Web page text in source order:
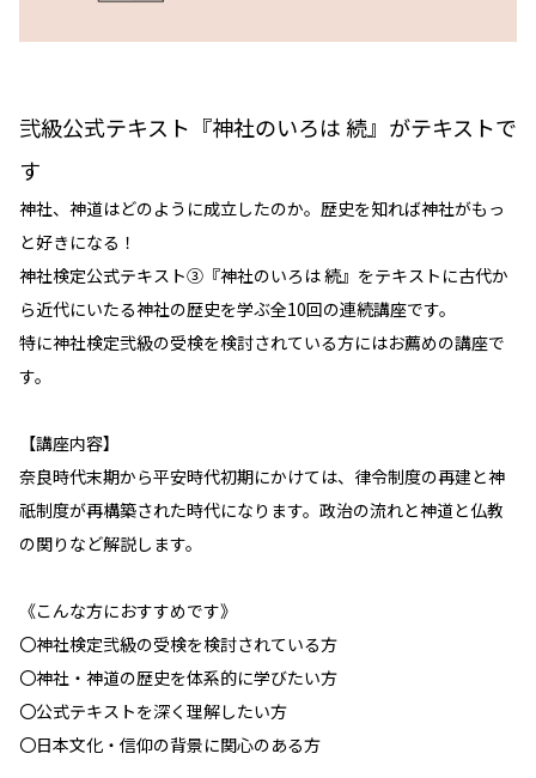
弐級公式テキスト『神社のいろは 続』がテキストで
す
神社、神道はどのように成立したのか。歴史を知れば神社がもっ
と好きになる！
神社検定公式テキスト③『神社のいろは 続』をテキストに古代か
ら近代にいたる神社の歴史を学ぶ全10回の連続講座です。
特に神社検定弐級の受検を検討されている方にはお薦めの講座で
す。
【講座内容】
奈良時代末期から平安時代初期にかけては、律令制度の再建と神
祇制度が再構築された時代になります。政治の流れと神道と仏教
の関りなど解説します。
《こんな方におすすめです》
〇神社検定弐級の受検を検討されている方
〇神社・神道の歴史を体系的に学びたい方
〇公式テキストを深く理解したい方
〇日本文化・信仰の背景に関心のある方